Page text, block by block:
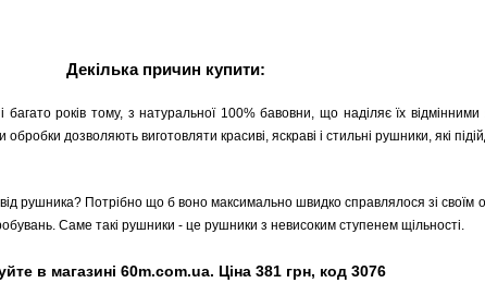
Декілька причин купити:
років тому, з натуральної 100% бавовни, що наділяє їх
дозволяють виготовляти красиві, яскраві і стильні рушники, які
рушника? Потрібно що б воно максимально швидко справлялося зі
Саме такі рушники - це рушники з невисоким ступенем щільності.
в магазині 60m.com.ua. Ціна 381 грн, код 3076